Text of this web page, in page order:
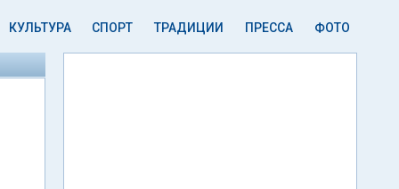
КУЛЬТУРА СПОРТ ТРАДИЦИИ ПРЕССА ФОТО